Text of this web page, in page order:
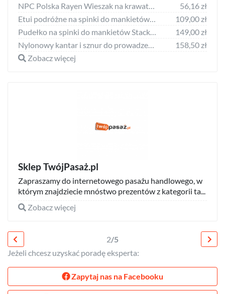
NPC Polska Rayen Wieszak na krawaty 43 cm
56,16 zł
Etui podróżne na spinki do mankietów Stackers mini czarne
109,00 zł
Pudełko na spinki do mankietów Stackers mini brązowe z pokrywką 12 komorowe
149,00 zł
Nylonowy kantar i sznur do prowadzenia konia z opaską na muchę Imperial Riding 1
158,50 zł
Zobacz więcej
Sklep TwójPasaż.pl
Zapraszamy do internetowego pasażu handlowego, w
którym znajdziecie mnóstwo prezentów z kategorii ta...
Zobacz więcej
2/5
Jeżeli chcesz uzyskać poradę eksperta:
Zapytaj nas na Facebooku